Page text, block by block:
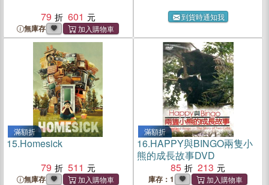
79
601
無庫存
到貨時通知我
滿額折
15.Homesick
79
511
無庫存
滿額折
16.HAPPY與BINGO兩隻小
熊的成長故事DVD
85
213
庫存：1